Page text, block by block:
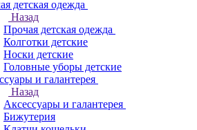
детская одежда
Назад
Прочая детская одежда
Колготки детские
Носки детские
Головные уборы детские
и галантерея
Назад
Аксессуары и галантерея
Бижутерия